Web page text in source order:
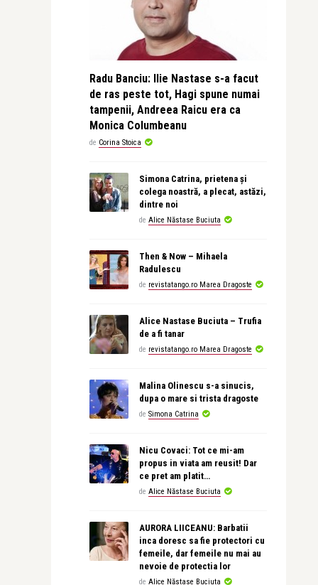
Radu Banciu: Ilie Nastase s-a facut
de ras peste tot, Hagi spune numai
tampenii, Andreea Raicu era ca
Monica Columbeanu
de Corina Stoica
Simona Catrina, prietena și
colega noastră, a plecat, astăzi,
dintre noi
de Alice Năstase Buciuta
Then & Now – Mihaela
Radulescu
de revistatango.ro Marea Dragoste
Alice Nastase Buciuta – Trufia
de a fi tanar
de revistatango.ro Marea Dragoste
Malina Olinescu s-a sinucis,
dupa o mare si trista dragoste
de Simona Catrina
Nicu Covaci: Tot ce mi-am
propus in viata am reusit! Dar
ce pret am platit…
de Alice Năstase Buciuta
AURORA LIICEANU: Barbatii
inca doresc sa fie protectori cu
femeile, dar femeile nu mai au
nevoie de protectia lor
de Alice Năstase Buciuta